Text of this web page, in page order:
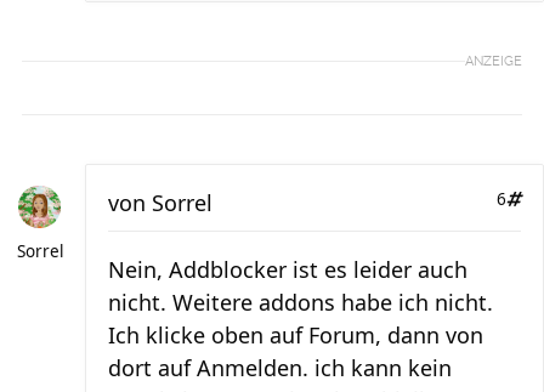
ANZEIGE
Sorrel
6
von Sorrel
Nein, Addblocker ist es leider auch
nicht. Weitere addons habe ich nicht.
Ich klicke oben auf Forum, dann von
dort auf Anmelden. ich kann kein